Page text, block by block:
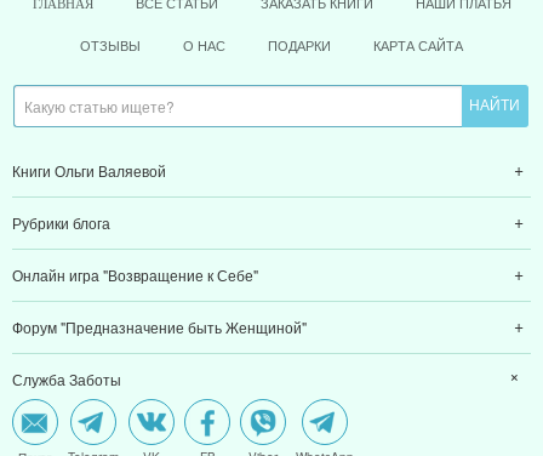
ГЛАВНАЯ
ОТЗЫВЫ О НАС ПОДАРКИ КАРТА САЙТА
Книги Ольги Валяевой
Рубрики блога
Онлайн игра "Возвращение к Себе"
Форум "Предназначение быть Женщиной"
Служба Заботы